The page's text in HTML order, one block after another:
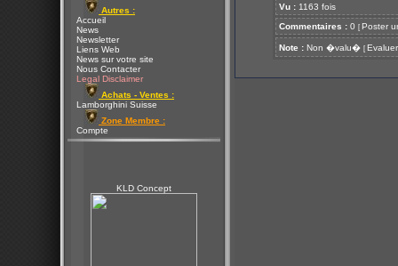
Autres :
Accueil
News
Newsletter
Liens Web
News sur votre site
Nous Contacter
Legal Disclaimer
Achats - Ventes :
Lamborghini Suisse
Zone Membre :
Compte
KLD Concept
Vu : 1163 fois
Commentaires : 0 [ Poster
Note : Non �valu� [ Evaluer